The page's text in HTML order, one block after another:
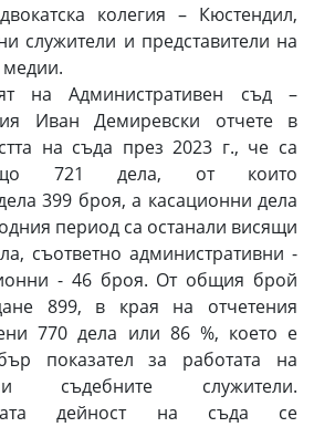
колегия – Кюстендил,
служители и представители на
на Административен съд –
Иван Демиревски отчете в
на съда през 2023 г., че са
721 дела, от които
399 броя, а касационни дела
период са останали висящи
съответно административни -
- 46 броя. От общия брой
899, в края на отчетения
770 дела или 86 %, което е
показател за работата на
и съдебните служители.
дейност на съда се